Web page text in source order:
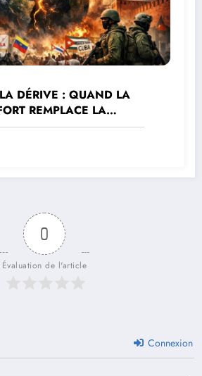
DÉRIVE : QUAND LA
REMPLACE LA
DROIT
0
Évaluation de l'article
Connexion